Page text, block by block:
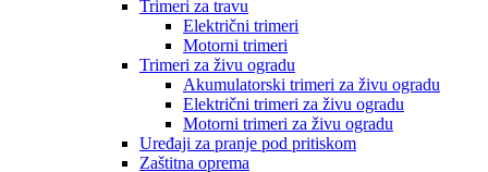
Trimeri za travu
Električni trimeri
Motorni trimeri
Trimeri za živu ogradu
Akumulatorski trimeri za živu ogradu
Električni trimeri za živu ogradu
Motorni trimeri za živu ogradu
Uređaji za pranje pod pritiskom
Zaštitna oprema